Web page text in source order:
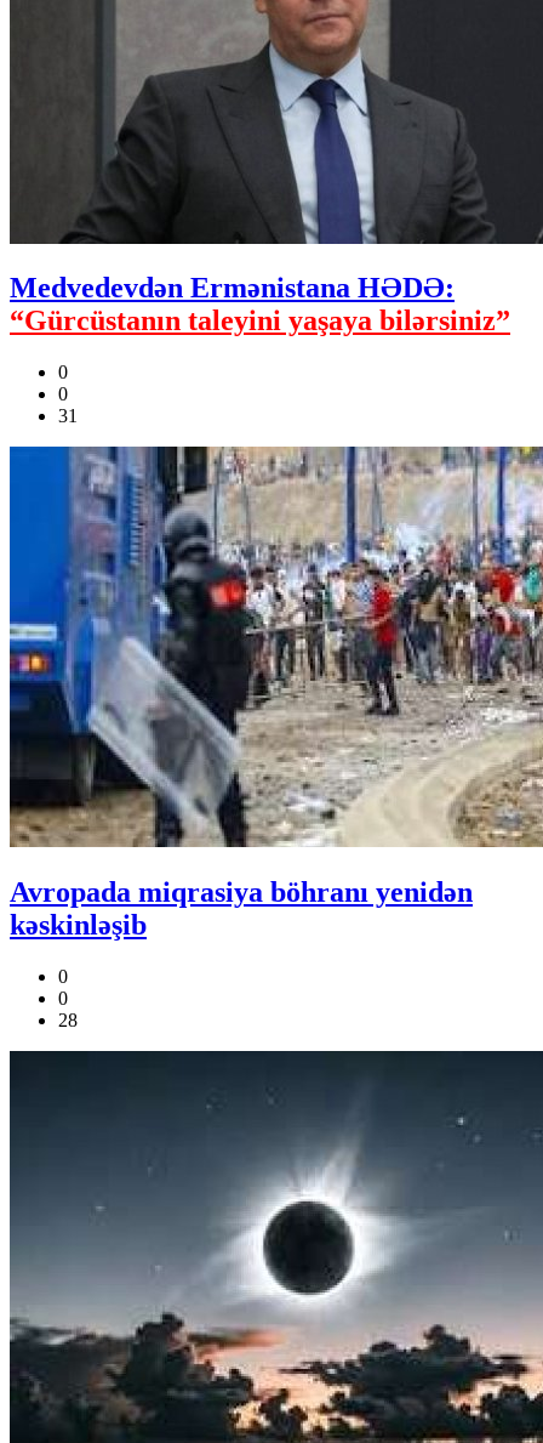
Medvedevdən Ermənistana HƏDƏ:
“Gürcüstanın taleyini yaşaya bilərsiniz”
0
0
31
Avropada miqrasiya böhranı yenidən
kəskinləşib
0
0
28